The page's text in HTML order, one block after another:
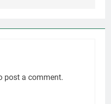
post a comment.